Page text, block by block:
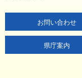
お問い合わせ
県庁案内